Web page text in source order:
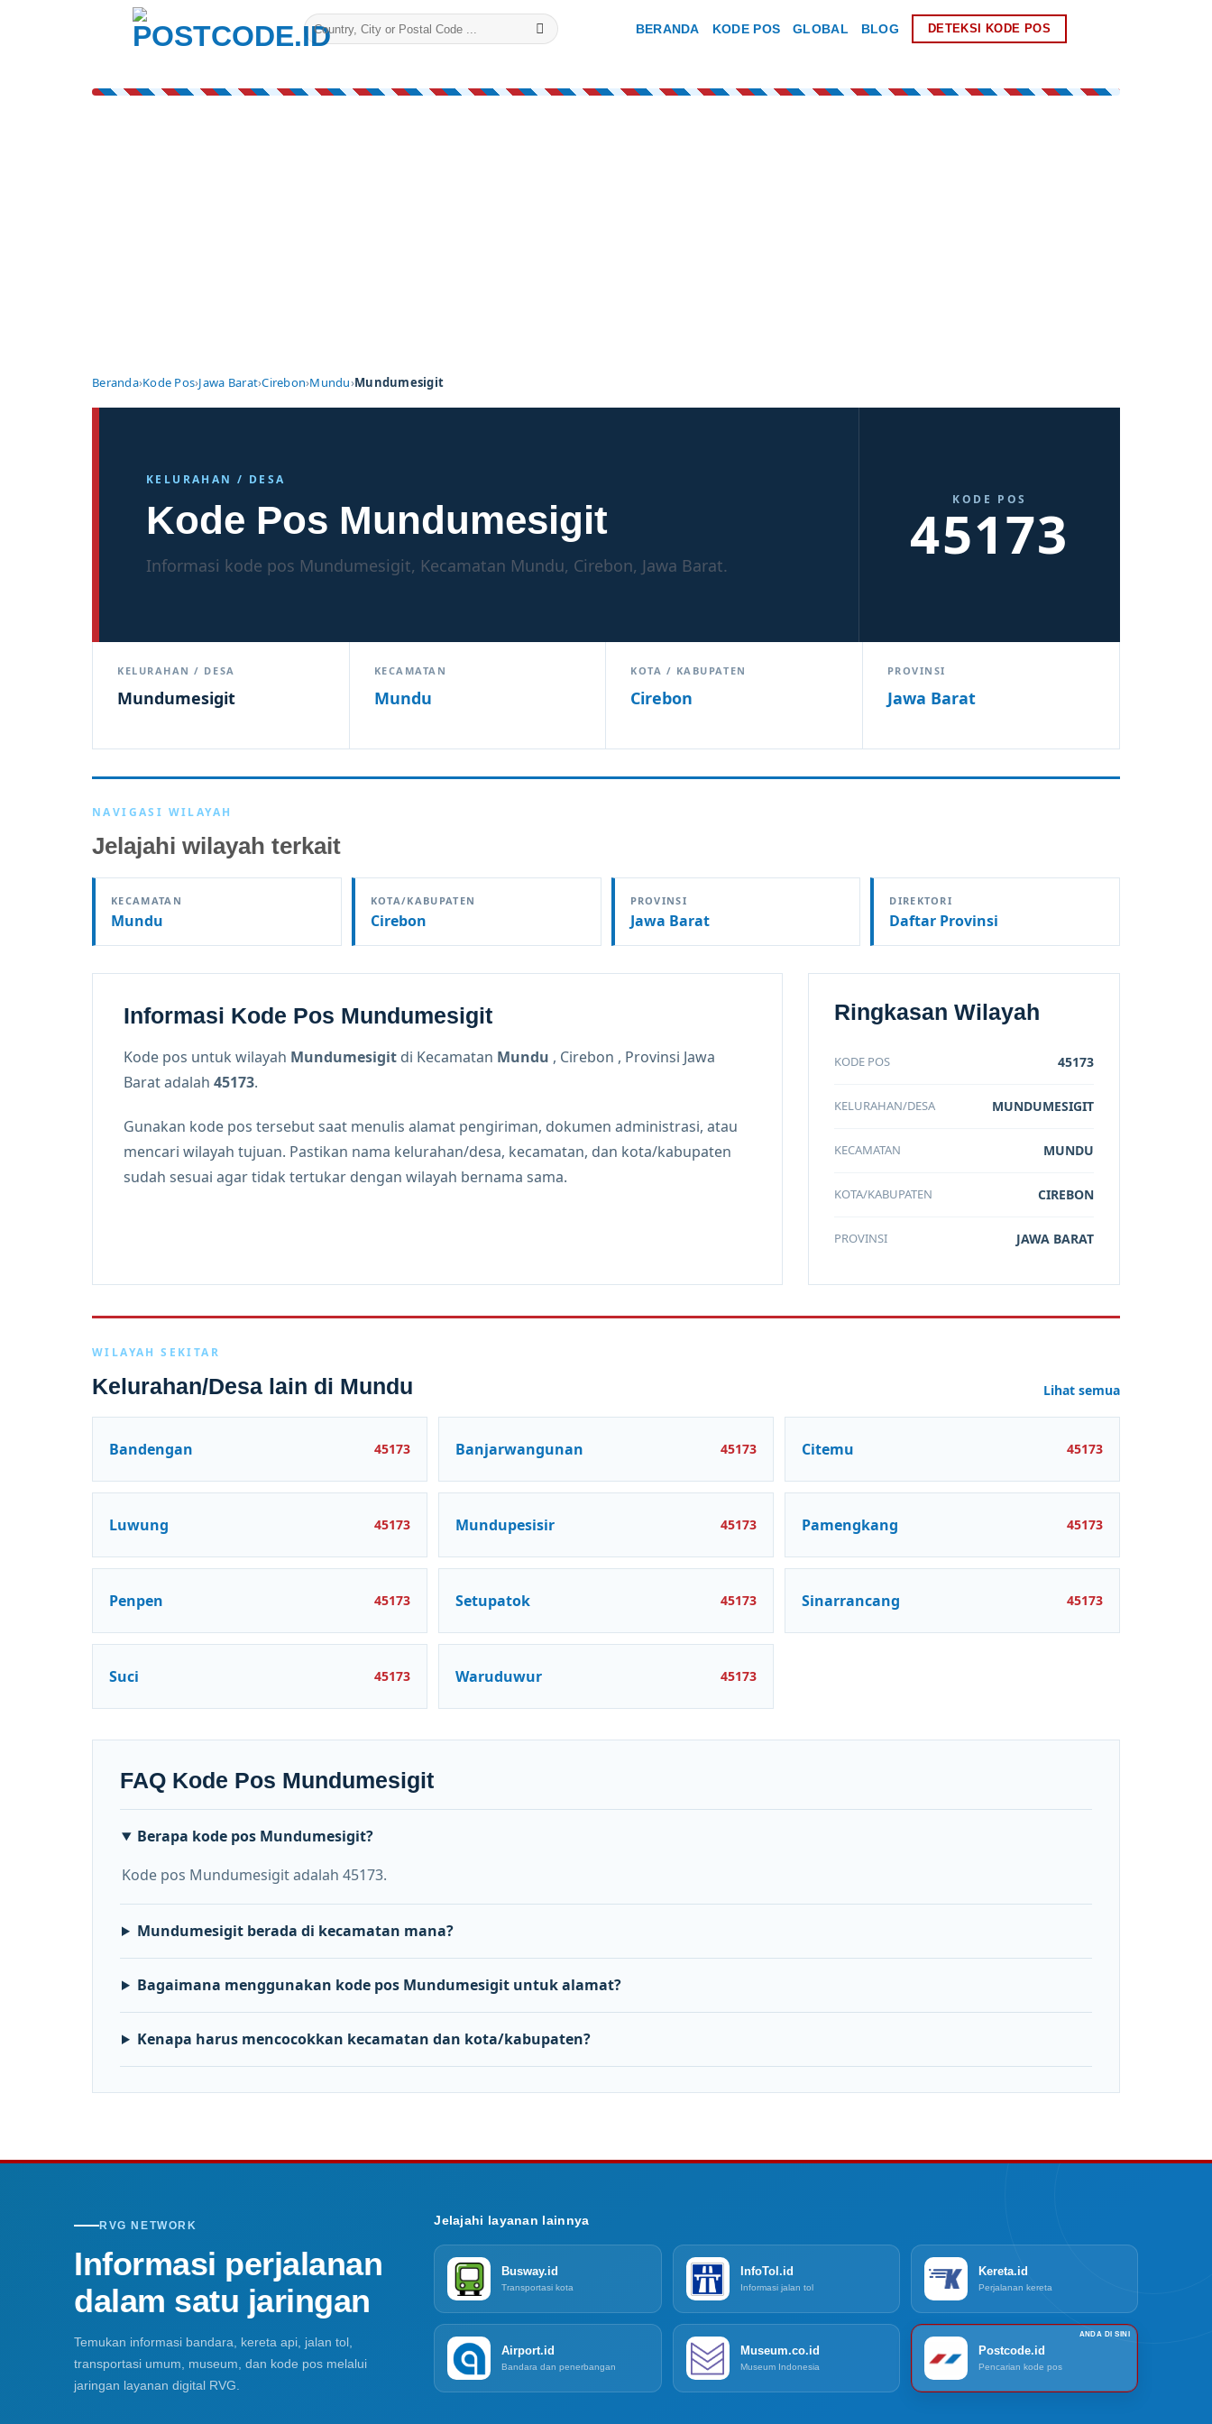
BERANDA KODE POS GLOBAL BLOG DETEKSI KODE POS
Beranda›Kode Pos›Jawa Barat›Cirebon›Mundu›Mundumesigit
KELURAHAN / DESA
Kode Pos Mundumesigit
Informasi kode pos Mundumesigit, Kecamatan Mundu, Cirebon, Jawa Barat.
KODE POS
45173
KELURAHAN / DESA
Mundumesigit
KECAMATAN
Mundu
KOTA / KABUPATEN
Cirebon
PROVINSI
Jawa Barat
NAVIGASI WILAYAH
Jelajahi wilayah terkait
KECAMATAN
Mundu
KOTA/KABUPATEN
Cirebon
PROVINSI
Jawa Barat
DIREKTORI
Daftar Provinsi
Informasi Kode Pos Mundumesigit
Kode pos untuk wilayah Mundumesigit di Kecamatan Mundu , Cirebon , Provinsi Jawa
Barat adalah 45173.
Gunakan kode pos tersebut saat menulis alamat pengiriman, dokumen administrasi, atau
mencari wilayah tujuan. Pastikan nama kelurahan/desa, kecamatan, dan kota/kabupaten
sudah sesuai agar tidak tertukar dengan wilayah bernama sama.
Ringkasan Wilayah
KODE POS 45173
KELURAHAN/DESA MUNDUMESIGIT
KECAMATAN MUNDU
KOTA/KABUPATEN CIREBON
PROVINSI JAWA BARAT
WILAYAH SEKITAR
Kelurahan/Desa lain di Mundu Lihat semua
Bandengan 45173 Banjarwangunan 45173 Citemu 45173
Luwung 45173 Mundupesisir 45173 Pamengkang 45173
Penpen 45173 Setupatok 45173 Sinarrancang 45173
Suci 45173 Waruduwur 45173
FAQ Kode Pos Mundumesigit
Berapa kode pos Mundumesigit?
Kode pos Mundumesigit adalah 45173.
Mundumesigit berada di kecamatan mana?
Bagaimana menggunakan kode pos Mundumesigit untuk alamat?
Kenapa harus mencocokkan kecamatan dan kota/kabupaten?
RVG NETWORK
Informasi perjalanan
dalam satu jaringan
Temukan informasi bandara, kereta api, jalan tol,
transportasi umum, museum, dan kode pos melalui
jaringan layanan digital RVG.
Jelajahi layanan lainnya
Busway.id
Transportasi kota
InfoTol.id
Informasi jalan tol
Kereta.id
Perjalanan kereta
Airport.id
Bandara dan penerbangan
Museum.co.id
Museum Indonesia
Postcode.id
Pencarian kode pos